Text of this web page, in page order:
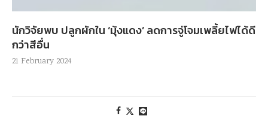
นักวิจัยพบ ปลูกผักใน ‘มุ้งแดง’ ลดการจู่โจมเพลี้ยไฟได้ดี
กว่าสีอื่น
21 February 2024